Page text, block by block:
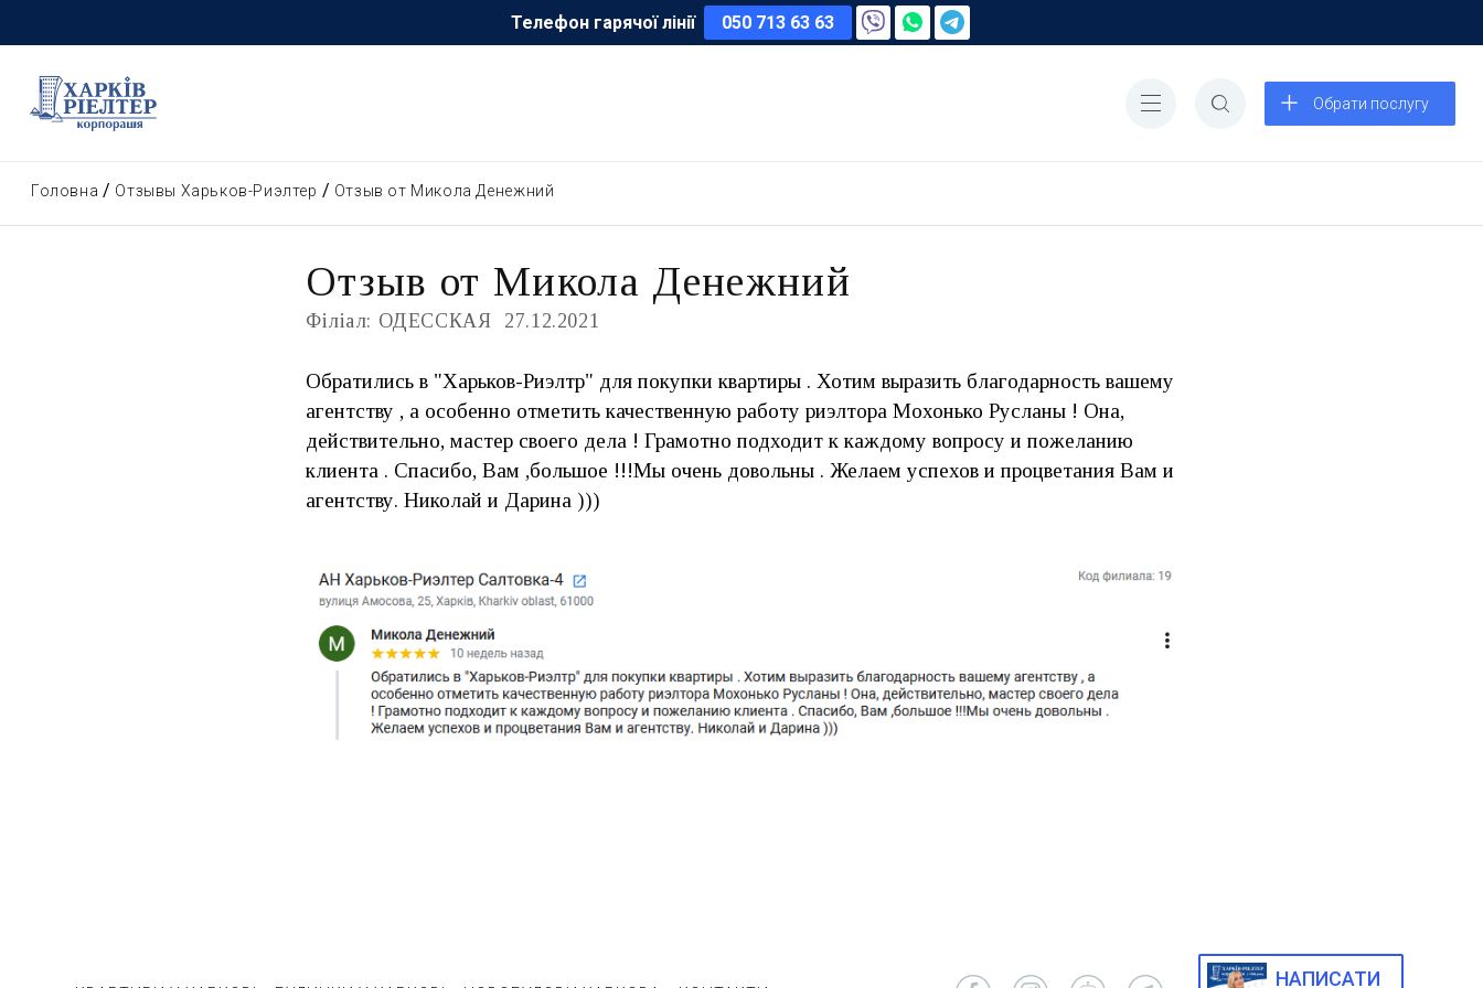
Телефон гарячої лінії 050 713 63 63
Обрати послугу
Головна Отзывы Харьков-Риэлтер Отзыв от Микола Денежний
Отзыв от Микола Денежний
Філіал: ОДЕССКАЯ 27.12.2021
Обратились в "Харьков-Риэлтр" для покупки квартиры . Хотим выразить благодарность вашему
агентству , а особенно отметить качественную работу риэлтора Мохонько Русланы ! Она,
действительно, мастер своего дела ! Грамотно подходит к каждому вопросу и пожеланию
клиента . Спасибо, Вам ,большое !!!Мы очень довольны . Желаем успехов и процветания Вам и
агентству. Николай и Дарина )))
НАПИСАТИ